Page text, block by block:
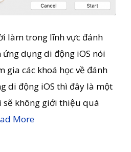
làm trong lĩnh vực đánh
dụng di động iOS nói
gia các khoá học về đánh
di động iOS thì đây là một
sẽ không giới thiệu quá
More